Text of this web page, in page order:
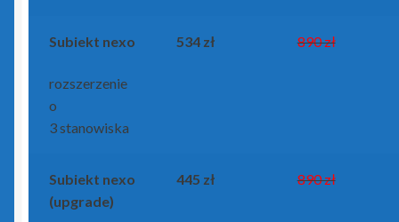
Rachmistrz Nexo
Subiekt nexo
rozszerzenie
o
3 stanowiska
534 zł 890 zł
Subiekt nexo
(upgrade)
445 zł 890 zł